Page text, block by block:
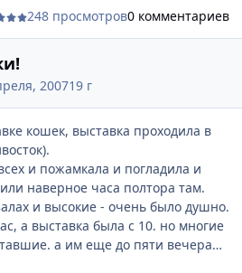
носят свое первое
воспринимать
ЭТО как папку с
нибудь мелко-ячейсто-
буро-малиновой в крапинку
невидно.
просто.. как-то у сотрудницы
папочку, как она сказала -
так и не нашла. пока она пальцем
значок - я то его просто
248 просмотров0 комментариев
200719 г
и пожамкала и погладила и
наверное часа полтора там.
и высокие - очень было душно.
а выставка была с 10. но многие
а им еще до пяти вечера